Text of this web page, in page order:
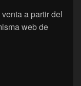
a partir del
web de